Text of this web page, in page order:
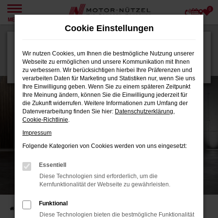
Zum
MENÜ
0
CUPRA Hybrid Modelle
Welche Hybrid Modelle bietet CUPRA?
Startseite
Cookie Einstellungen
Wir nutzen Cookies, um Ihnen die bestmögliche Nutzung unserer
Webseite zu ermöglichen und unsere Kommunikation mit Ihnen
zu verbessern. Wir berücksichtigen hierbei Ihre Präferenzen und
verarbeiten Daten für Marketing und Statistiken nur, wenn Sie uns
Ihre Einwilligung geben. Wenn Sie zu einem späteren Zeitpunkt
Ihre Meinung ändern, können Sie die Einwilligung jederzeit für
die Zukunft widerrufen. Weitere Informationen zum Umfang der
Datenverarbeitung finden Sie hier: Datenschutzerklärung,
Cookie-Richtlinie.
Impressum
Folgende Kategorien von Cookies werden von uns eingesetzt:
Essentiell
Diese Technologien sind erforderlich, um die
Kernfunktionalität der Webseite zu gewährleisten.
Funktional
Diese Technologien bieten die bestmögliche Funktionalität